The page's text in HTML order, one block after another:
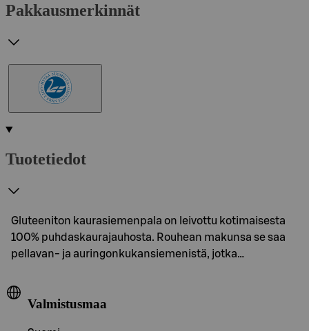
Pakkausmerkinnät
Tuotetiedot
Gluteeniton kaurasiemenpala on leivottu kotimaisesta
100% puhdaskaurajauhosta. Rouhean makunsa se saa
pellavan- ja auringonkukansiemenistä, jotka…
Valmistusmaa